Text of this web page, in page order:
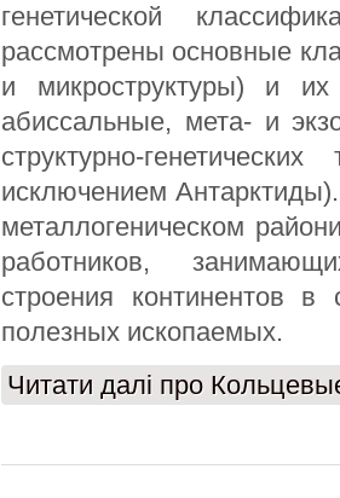
генетической
рассмотрены основные
и микроструктуры) и их
абиссальные, мета- и
структурно-
исключением
металлогеническом
работников,
строения континентов
полезных ископаемых.
Читати далі про